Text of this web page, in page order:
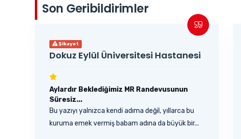
Son Geribildirimler
Şikayet
Dokuz Eylül Üniversitesi Hastanesi
Aylardır Beklediğimiz MR Randevusunun
Süresiz...
Bu yazıyı yalnızca kendi adıma değil, yıllarca bu
kuruma emek vermiş babam adına da büyük bir...